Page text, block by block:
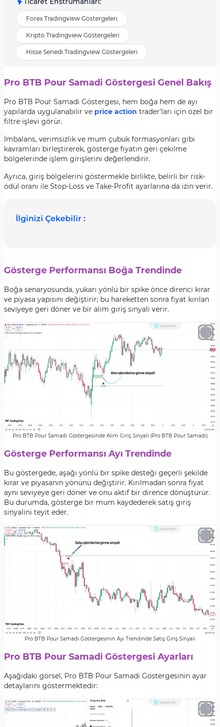
Forex Tradingview Göstergeleri
Kripto Tradingview Göstergeleri
Hisse Senedi Tradingview Göstergeleri
Pro BTB Pour Samadi Göstergesi Genel Bakış
Pro BTB Pour Samadi Göstergesi, hem boğa hem de ayı
yapılarda uygulanabilir ve price action trader’ları için özel bir
filtre işlevi görür.
İmbalans, verimsizlik ve mum çubuk formasyonları gibi
kavramları birleştirerek, gösterge fiyatın geri çekilme
bölgelerinde işlem girişlerini değerlendirir.
Ayrıca, giriş bölgelerini göstermekle birlikte, belirli bir risk-
ödül oranı ile Stop-Loss ve Take-Profit ayarlarına da izin verir.
İlginizi Çekebilir :
Gösterge Performansı Boğa Trendinde
Boğa senaryosunda, yukarı yönlü bir spike önce direnci kırar
ve piyasa yapısını değiştirir; bu hareketten sonra fiyat kırılan
seviyeye geri döner ve bir alım giriş sinyali verir.
Pro BTB Pour Samadi Göstergesinde Alım Giriş Sinyali (Pro BTB Pour Samadi)
Gösterge Performansı Ayı Trendinde
Bu göstergede, aşağı yönlü bir spike desteği geçerli şekilde
kırar ve piyasanın yönünü değiştirir. Kırılmadan sonra fiyat
aynı seviyeye geri döner ve onu aktif bir dirence dönüştürür.
Bu durumda, gösterge bir mum kaydederek satış giriş
sinyalini teyit eder.
Pro BTB Pour Samadi Göstergesinin Ayı Trendinde Satış Giriş Sinyali
Pro BTB Pour Samadi Göstergesi Ayarları
Aşağıdaki görsel, Pro BTB Pour Samadi Göstergesinin ayar
detaylarını göstermektedir: